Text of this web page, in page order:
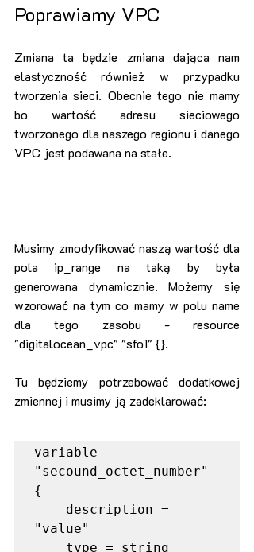
Poprawiamy VPC
Zmiana ta będzie zmiana dająca nam
elastyczność również w przypadku
tworzenia sieci. Obecnie tego nie mamy
bo wartość adresu sieciowego
tworzonego dla naszego regionu i danego
VPC jest podawana na stałe.
Musimy zmodyfikować naszą wartość dla
pola ip_range na taką by była
generowana dynamicznie. Możemy się
wzorować na tym co mamy w polu name
dla tego zasobu - resource
"digitalocean_vpc" "sfo1" {}.
Tu będziemy potrzebować dodatkowej
zmiennej i musimy ją zadeklarować:
variable
"secound_octet_number"
{
"value"